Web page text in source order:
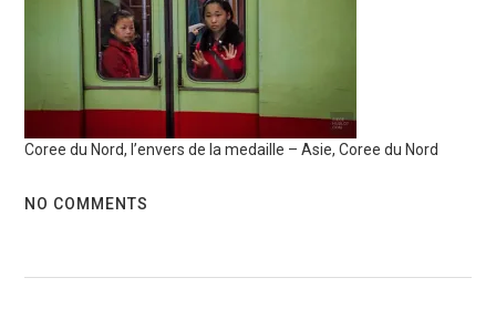
Coree du Nord, l’envers de la medaille – Asie, Coree du Nord
NO COMMENTS